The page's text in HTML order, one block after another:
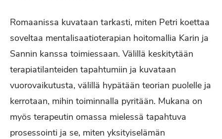
Romaanissa kuvataan tarkasti, miten Petri koettaa
soveltaa mentalisaatioterapian hoitomallia Karin ja
Sannin kanssa toimiessaan. Välillä keskitytään
terapiatilanteiden tapahtumiin ja kuvataan
vuorovaikutusta, välillä hypätään teorian puolelle ja
kerrotaan, mihin toiminnalla pyritään. Mukana on
myös terapeutin omassa mielessä tapahtuva
prosessointi ja se, miten yksityiselämän